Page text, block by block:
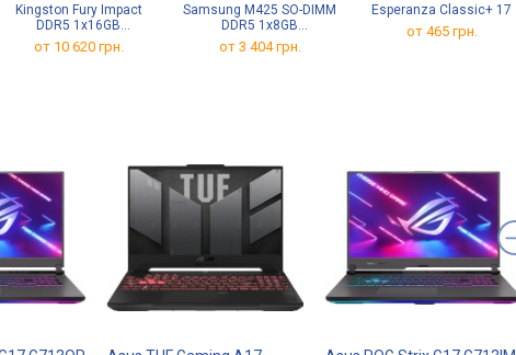
Kingston Fury Impact
DDR5 1x16GB
KF548S38IB-16
от 10 620 грн.
Samsung M425 SO-DIMM
DDR5 1x8GB
M425R1GB4BB0-CQK
от 3 404 грн.
Esperanza Classic+ 17
от 465 грн.